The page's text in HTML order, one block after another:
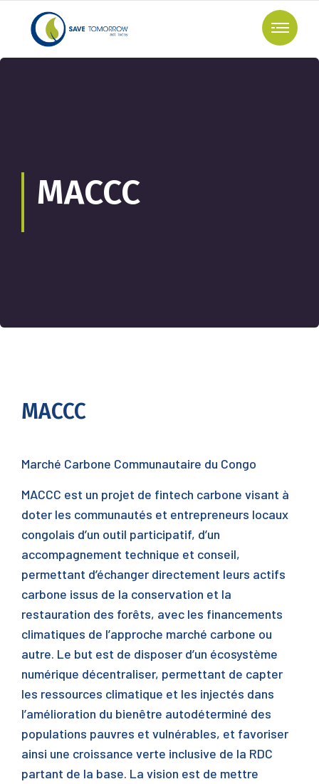
MACCC
MACCC
Marché Carbone Communautaire du Congo
MACCC est un projet de fintech carbone visant à
doter les communautés et entrepreneurs locaux
congolais d’un outil participatif, d’un
accompagnement technique et conseil,
permettant d’échanger directement leurs actifs
carbone issus de la conservation et la
restauration des forêts, avec les financements
climatiques de l’approche marché carbone ou
autre. Le but est de disposer d’un écosystème
numérique décentraliser, permettant de capter
les ressources climatique et les injectés dans
l’amélioration du bienêtre autodéterminé des
populations pauvres et vulnérables, et favoriser
ainsi une croissance verte inclusive de la RDC
partant de la base. La vision est de mettre